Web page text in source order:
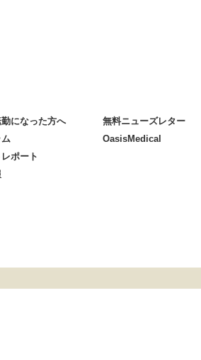
になった方へ
ポート
無料ニューズレター
OasisMedical